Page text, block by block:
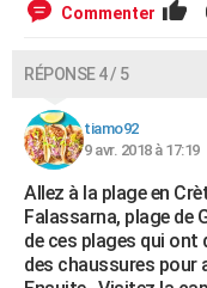
Commenter
RÉPONSE 4 / 5
tiamo92
9 avr. 2018 à 17:19
Allez à la plage en
Falassarna, plage de
de ces plages qui ont
des chaussures pour